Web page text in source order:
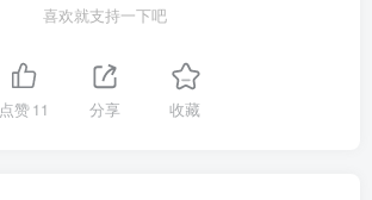
喜欢就支持一下吧
点赞11 分享 收藏